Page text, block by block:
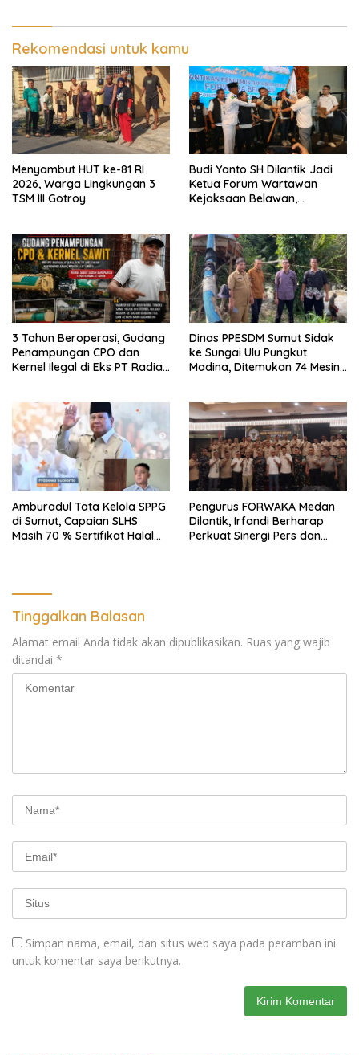
Pemantau dan Pengawas
MBG
Rekomendasi untuk kamu
Menyambut HUT ke-81 RI
2026, Warga Lingkungan 3
TSM III Gotroy
Budi Yanto SH Dilantik Jadi
Ketua Forum Wartawan
Kejaksaan Belawan,
Pendampingan Hukum dan
Ekomoni Semua Anggota
3 Tahun Beroperasi, Gudang
Penampungan CPO dan
Kernel Ilegal di Eks PT Radian
Dinas PPESDM Sumut Sidak
ke Sungai Ulu Pungkut
Madina, Ditemukan 74 Mesin
Rusak
Amburadul Tata Kelola SPPG
di Sumut, Capaian SLHS
Masih 70 % Sertifikat Halal
Pemantau dan Pengawas
MBG
Pengurus FORWAKA Medan
Dilantik, Irfandi Berharap
Perkuat Sinergi Pers dan
Tinggalkan Balasan
Alamat email Anda tidak akan dipublikasikan. Ruas yang wajib
ditandai *
Simpan nama, email, dan situs web saya pada peramban ini
untuk komentar saya berikutnya.